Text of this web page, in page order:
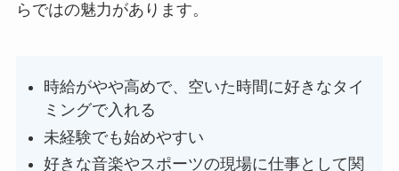
らではの魅力があります。
時給がやや高めで、空いた時間に好きなタイ
ミングで入れる
未経験でも始めやすい
好きな音楽やスポーツの現場に仕事として関